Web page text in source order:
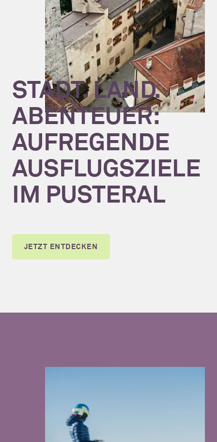
STADT. LAND.
ABENTEUER:
AUFREGENDE
AUSFLUGSZIELE
IM PUSTERAL
JETZT ENTDECKEN